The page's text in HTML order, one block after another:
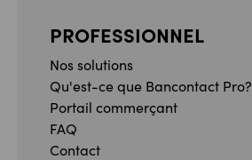
PROFESSIONNEL
Nos solutions
Qu'est-ce que Bancontact Pro?
Portail commerçant
FAQ
Contact